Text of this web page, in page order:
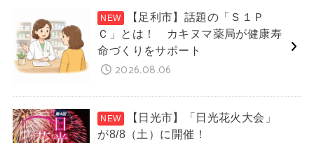
【足利市】話題の「Ｓ１Ｐ
Ｃ」とは！ カキヌマ薬局が健康寿
命づくりをサポート
2026.08.06
【日光市】「日光花火大会」
が8/8（土）に開催！